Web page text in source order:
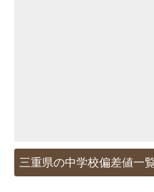
三重県の中学校偏差値一